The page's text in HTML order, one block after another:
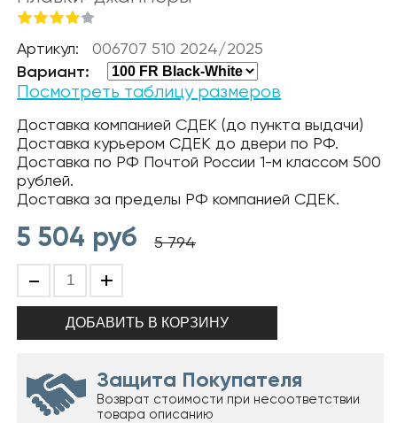
Артикул: 006707 510 2024/2025
Вариант:
Посмотреть таблицу размеров
Доставка компанией СДЕК (до пункта выдачи)
Доставка курьером СДЕК до двери по РФ.
Доставка по РФ Почтой России 1-м классом 500
рублей.
Доставка за пределы РФ компанией СДЕК.
5 504 руб 5 794
- +
Защита Покупателя
Возврат стоимости при несоответствии
товара описанию